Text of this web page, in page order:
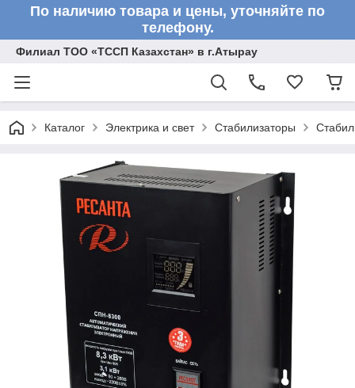
По наличию товара и цены, уточняйте по
телефону.
Филиал ТОО «ТССП Казахстан» в г.Атырау
Каталог Электрика и свет Стабилизаторы